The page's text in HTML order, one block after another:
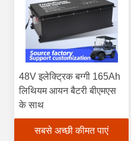
48V इलेक्ट्रिक बग्गी 165Ah
लिथियम आयन बैटरी बीएमएस
के साथ
सबसे अच्छी कीमत पाएं